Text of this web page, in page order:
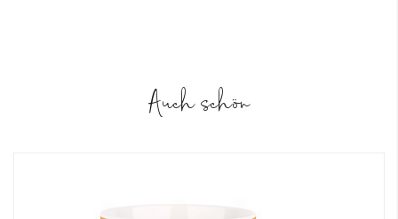
Auch schön